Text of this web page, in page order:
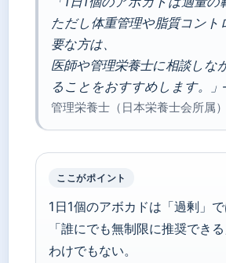
ただし体重管理や脂質コント
要な方は、
医師や管理栄養士に相談しな
ることをおすすめします。
管理栄養士（日本栄養士会所属）
ここがポイント
1日1個のアボカドは「過剰」で
「誰にでも無制限に推奨できる
わけでもない。